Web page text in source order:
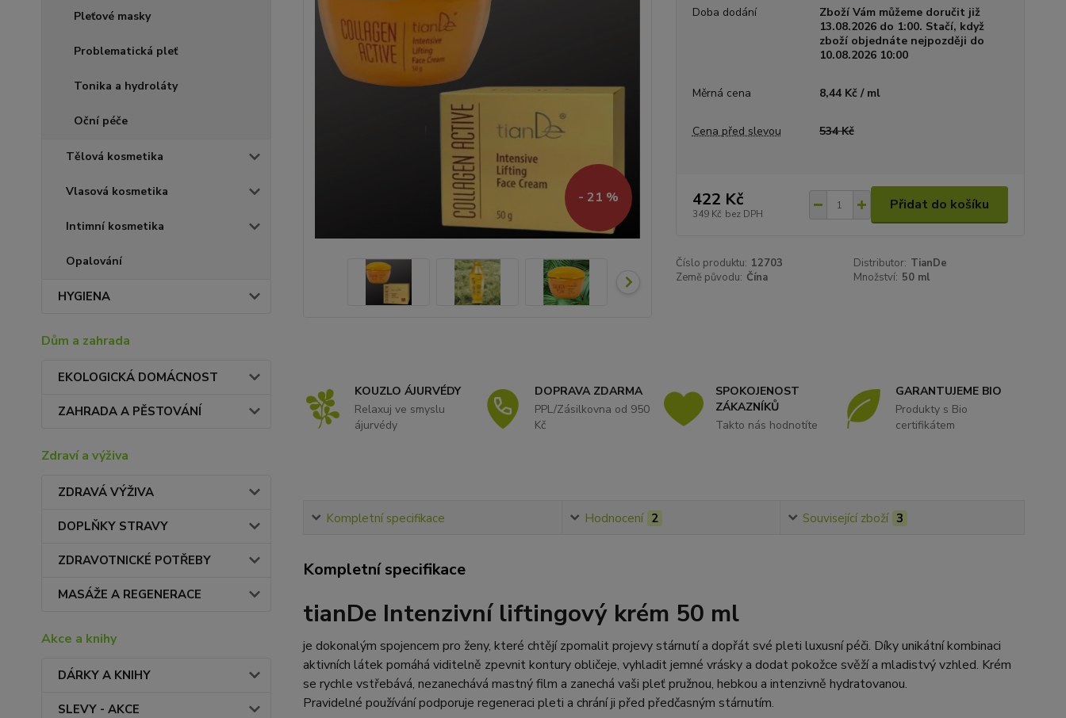
Pleťové masky
Problematická pleť
Tonika a hydroláty
Oční péče
Tělová kosmetika
Vlasová kosmetika
Intimní kosmetika
Opalování
HYGIENA
Dům a zahrada
EKOLOGICKÁ DOMÁCNOST
ZAHRADA A PĚSTOVÁNÍ
Zdraví a výživa
ZDRAVÁ VÝŽIVA
DOPLŇKY STRAVY
ZDRAVOTNICKÉ POTŘEBY
MASÁŽE A REGENERACE
Akce a knihy
DÁRKY A KNIHY
SLEVY - AKCE
- 21 %
Doba dodání
Zboží Vám můžeme doručit již
13.08.2026 do 1:00. Stačí, když
zboží objednáte nejpozději do
10.08.2026 10:00
Měrná cena 8,44 Kč / ml
Cena před slevou 534 Kč
422 Kč
349 Kč bez DPH
Přidat do košíku
Číslo produktu: 12703 Distributor: TianDe
Země původu: Čína Množství: 50 ml
KOUZLO ÁJURVÉDY
Relaxuj ve smyslu
ájurvédy
DOPRAVA ZDARMA
PPL/Zásilkovna od 950
Kč
SPOKOJENOST
ZÁKAZNÍKŮ
Takto nás hodnotíte
GARANTUJEME BIO
Produkty s Bio
certifikátem
Kompletní specifikace Hodnocení 2 Související zboží 3
Kompletní specifikace
tianDe Intenzivní liftingový krém 50 ml
je dokonalým spojencem pro ženy, které chtějí zpomalit projevy stárnutí a dopřát své pleti luxusní péči. Díky unikátní kombinaci
aktivních látek pomáhá viditelně zpevnit kontury obličeje, vyhladit jemné vrásky a dodat pokožce svěží a mladistvý vzhled. Krém
se rychle vstřebává, nezanechává mastný film a zanechá vaši pleť pružnou, hebkou a intenzivně hydratovanou.
Pravidelné používání podporuje regeneraci pleti a chrání ji před předčasným stárnutím.